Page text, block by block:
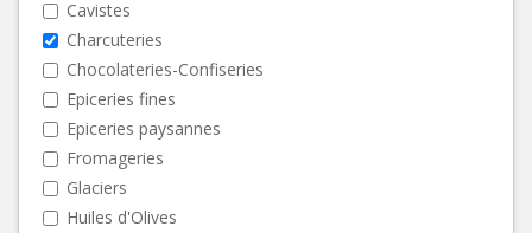
Cavistes
Charcuteries
Chocolateries-Confiseries
Epiceries fines
Epiceries paysannes
Fromageries
Glaciers
Huiles d'Olives